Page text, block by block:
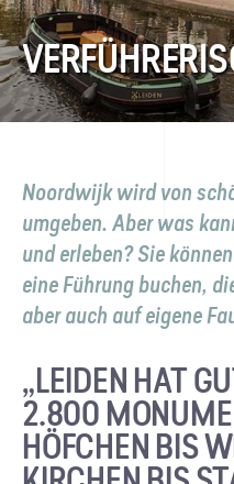
Noordwijk wird von
umgeben. Aber was
und erleben? Sie
eine Führung buchen,
aber auch auf eigene
„LEIDEN HAT
2.800
HÖFCHEN BIS